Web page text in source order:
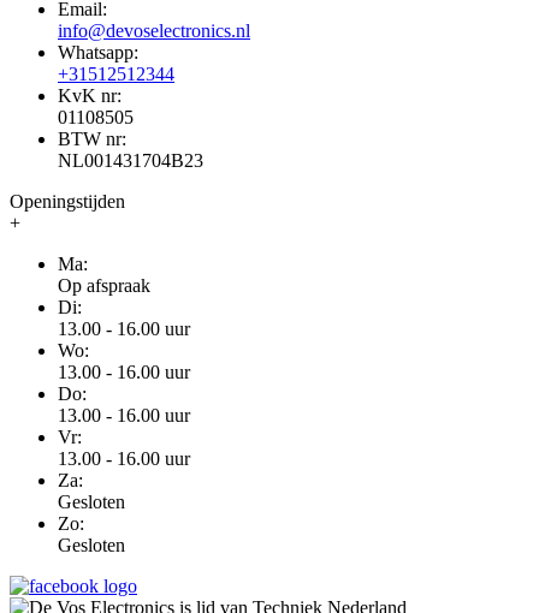
Email:
info@devoselectronics.nl
Whatsapp:
+31512512344
KvK nr:
01108505
BTW nr:
NL001431704B23
Openingstijden
+
Ma:
Op afspraak
Di:
13.00 - 16.00 uur
Wo:
13.00 - 16.00 uur
Do:
13.00 - 16.00 uur
Vr:
13.00 - 16.00 uur
Za:
Gesloten
Zo:
Gesloten